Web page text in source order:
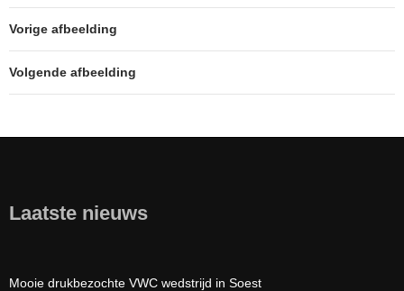
Vorige afbeelding
Volgende afbeelding
Laatste nieuws
Mooie drukbezochte VWC wedstrijd in Soest